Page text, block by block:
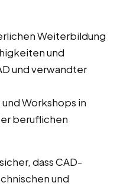
Weiterbildung
und
und verwandter
Workshops in
beruflichen
dass CAD-
und